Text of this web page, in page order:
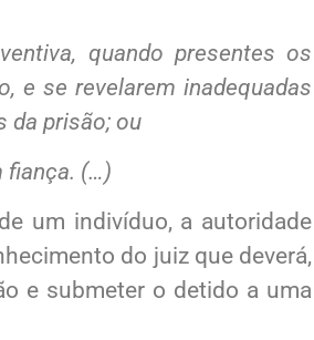
quando presentes os
e se revelarem inadequadas
da prisão; ou
fiança. (…)
um indivíduo, a autoridade
do juiz que deverá,
e submeter o detido a uma